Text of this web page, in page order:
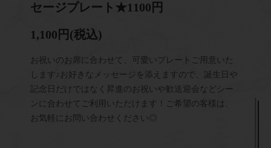
セージプレート★1100円
1,100円 (税込)
お祝いのお席に合わせて、可愛いプレートご用意いた
します♪お好きなメッセージを添えますので、誕生日や
記念日だけではなく昇進のお祝いや歓送迎会などシー
ンに合わせてご利用いただけます！ご希望の客様は、
お気軽にお問い合わせください◎